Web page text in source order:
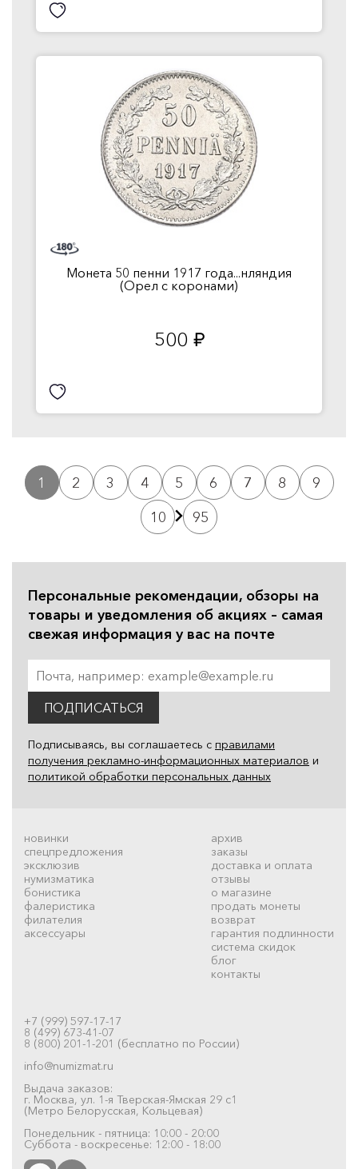
Монета 50 пенни 1917 года...нляндия
(Орел с коронами)
500 руб.
1 2 3 4 5 6 7 8
9
10
95
Персональные рекомендации, обзоры на
товары и уведомления об акциях – самая
свежая информация у вас на почте
ПОДПИСАТЬСЯ
Подписываясь, вы соглашаетесь с правилами
получения рекламно-информационных материалов и
политикой обработки персональных данных
новинки
спецпредложения
эксклюзив
нумизматика
бонистика
фалеристика
филателия
аксессуары
архив
заказы
доставка и оплата
отзывы
о магазине
продать монеты
возврат
гарантия подлинности
система скидок
блог
контакты
+7 (999) 597-17-17
8 (499) 673-41-07
8 (800) 201-1-201 (бесплатно по России)
info@numizmat.ru
Выдача заказов:
г. Москва, ул. 1-я Тверская-Ямская 29 с1
(Метро Белорусская, Кольцевая)
Понедельник - пятница: 10:00 - 20:00
Суббота - воскресенье: 12:00 - 18:00